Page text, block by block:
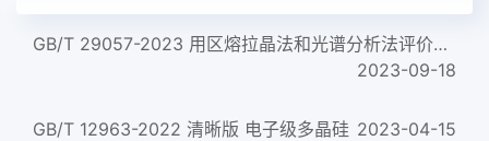
GB/T 29057-2023 用区熔拉晶法和光谱分析法评价多晶硅棒的规程
2023-09-18
GB/T 12963-2022 清晰版 电子级多晶硅 2023-04-15